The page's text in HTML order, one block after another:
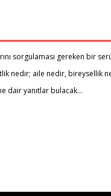
sorgulaması gereken bir
nedir; aile nedir, bireysellik
dair yanıtlar bulacak...